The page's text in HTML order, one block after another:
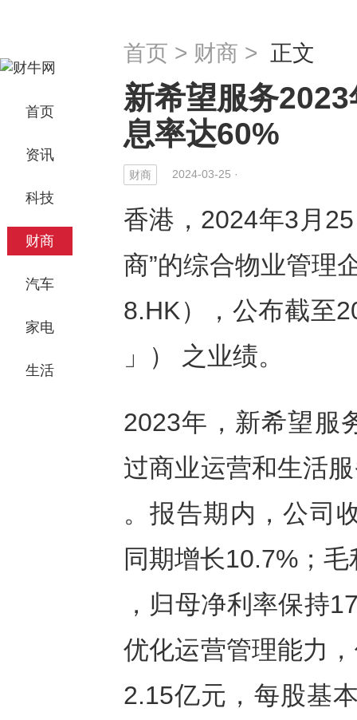
首页
资讯
科技
财商
汽车
家电
生活
首页 > 财商 > 正文
新希望服务
息率达60%
财商 2024-03-25 ·
香港，2024年3月
商”的综合物业管
8.HK），公布截至
」） 之业绩。
2023年，新希望服
过商业运营和生活
。报告期内，公司
同期增长10.7%；
，归母净利率保持
优化运营管理能力
2.15亿元，每股基